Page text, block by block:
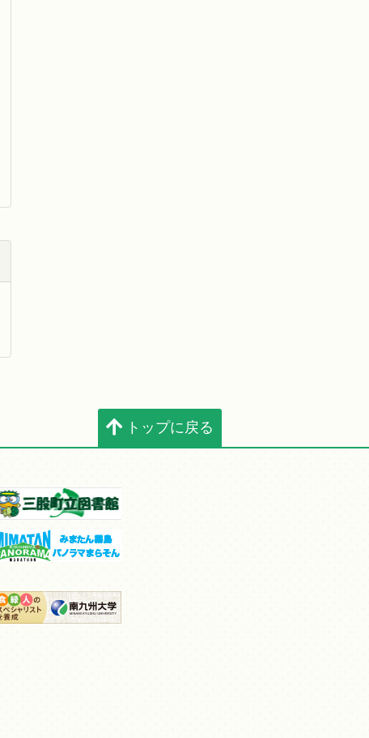
トップに戻る